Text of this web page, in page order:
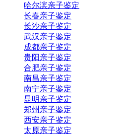
哈尔滨亲子鉴定
长春亲子鉴定
长沙亲子鉴定
武汉亲子鉴定
成都亲子鉴定
贵阳亲子鉴定
合肥亲子鉴定
南昌亲子鉴定
南宁亲子鉴定
昆明亲子鉴定
郑州亲子鉴定
西安亲子鉴定
太原亲子鉴定